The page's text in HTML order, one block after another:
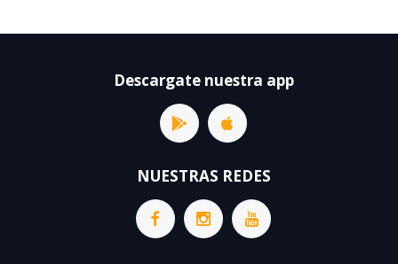
Descargate nuestra app
NUESTRAS REDES